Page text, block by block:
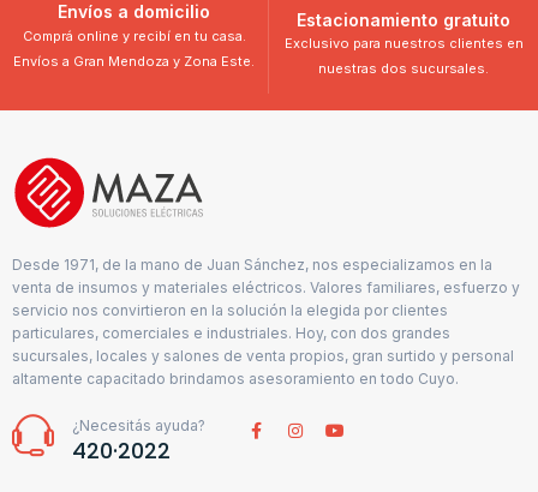
Envíos a domicilio
Comprá online y recibí en tu casa.
Envíos a Gran Mendoza y Zona Este.
Estacionamiento gratuito
Exclusivo para nuestros clientes en
nuestras dos sucursales.
Desde 1971, de la mano de Juan Sánchez, nos especializamos en la
venta de insumos y materiales eléctricos. Valores familiares, esfuerzo y
servicio nos convirtieron en la solución la elegida por clientes
particulares, comerciales e industriales. Hoy, con dos grandes
sucursales, locales y salones de venta propios, gran surtido y personal
altamente capacitado brindamos asesoramiento en todo Cuyo.
¿Necesitás ayuda?
420·2022